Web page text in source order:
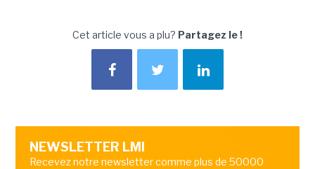
Cet article vous a plu? Partagez le !
NEWSLETTER LMI
Recevez notre newsletter comme plus de 50000